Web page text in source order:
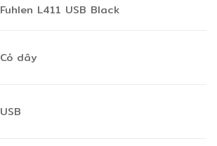
Fuhlen L411 USB Black
Có dây
USB